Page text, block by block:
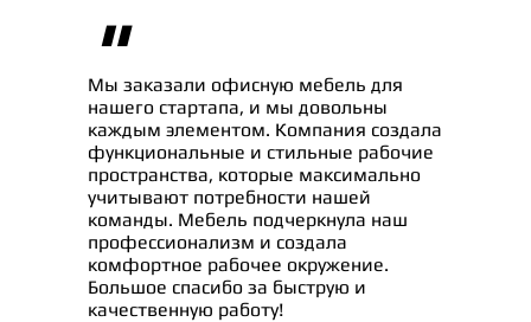
"
Мы заказали офисную мебель для
нашего стартапа, и мы довольны
каждым элементом. Компания создала
функциональные и стильные рабочие
пространства, которые максимально
учитывают потребности нашей
команды. Мебель подчеркнула наш
профессионализм и создала
комфортное рабочее окружение.
Большое спасибо за быструю и
качественную работу!